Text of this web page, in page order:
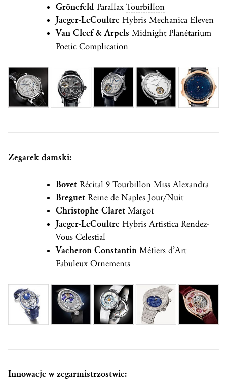
Grönefeld Parallax Tourbillon
Jaeger-LeCoultre Hybris Mechanica Eleven
Van Cleef & Arpels Midnight Planétarium
Poetic Complication
Zegarek damski:
Bovet Récital 9 Tourbillon Miss Alexandra
Breguet Reine de Naples Jour/Nuit
Christophe Claret Margot
Jaeger-LeCoultre Hybris Artistica Rendez-
Vous Celestial
Vacheron Constantin Métiers d’Art
Fabuleux Ornements
Innowacje w zegarmistrzostwie: